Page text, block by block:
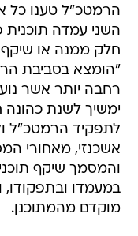
הרמטכ"ל טענו כל
השני עמדה
חלק ממנה או
"הומצא בסביבת
רחבה יותר אשר
ימשיך לשנת
לתפקיד הרמטכ"ל
אשכנזי, מאחורי
והמסמך שיקף
במעמדו ובתפקודו,
מוקדם מהמתוכנן.